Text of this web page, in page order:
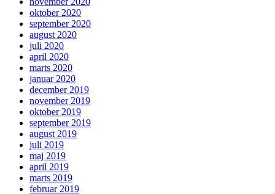
oktober 2020
september 2020
august 2020
juli 2020
april 2020
marts 2020
januar 2020
december 2019
november 2019
oktober 2019
september 2019
august 2019
juli 2019
maj 2019
april 2019
marts 2019
februar 2019